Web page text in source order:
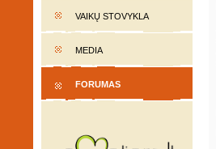
VAIKŲ STOVYKLA
MEDIA
FORUMAS